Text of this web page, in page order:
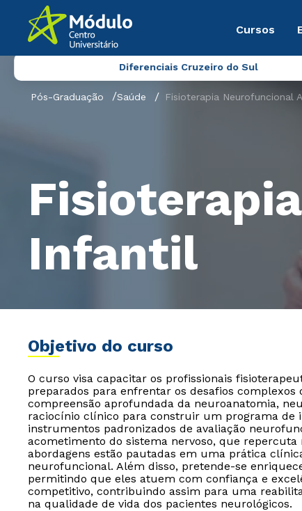
Cursos
Diferenciais Cruzeiro do Sul
Pós-Graduação Saúde Fisioterapia Neurofuncional
Infantil
Objetivo do curso
O curso visa capacitar os profissionais
preparados para enfrentar os desafios
compreensão aprofundada da neuroanatomia,
raciocínio clínico para construir um programa de
instrumentos padronizados de avaliação
acometimento do sistema nervoso, que
abordagens estão pautadas em uma prática
neurofuncional. Além disso, pretende-se
permitindo que eles atuem com confiança e
competitivo, contribuindo assim para uma
na qualidade de vida dos pacientes neurológicos.